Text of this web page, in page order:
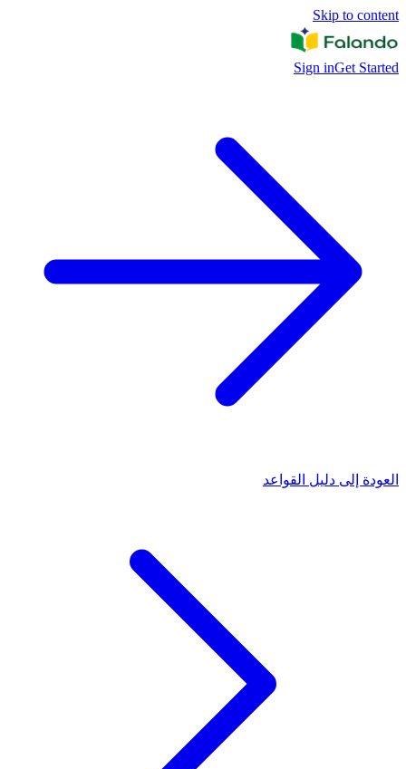
Skip to content
Sign inGet Started
العودة إلى دليل القواعد